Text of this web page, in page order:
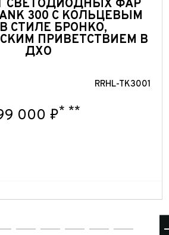
СВЕТОДИОДНЫХ ФАР
300 С КОЛЬЦЕВЫМ
СТИЛЕ БРОНКО,
ПРИВЕТСТВИЕМ В
ДХО
RRHL-TK3001
000 ₽* **
Отправить